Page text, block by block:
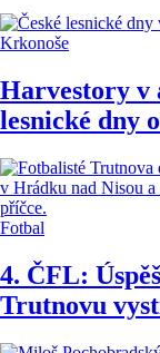
Krkonoše
Harvestory v
lesnické dny
Fotbal
4. ČFL:
Trutnovu